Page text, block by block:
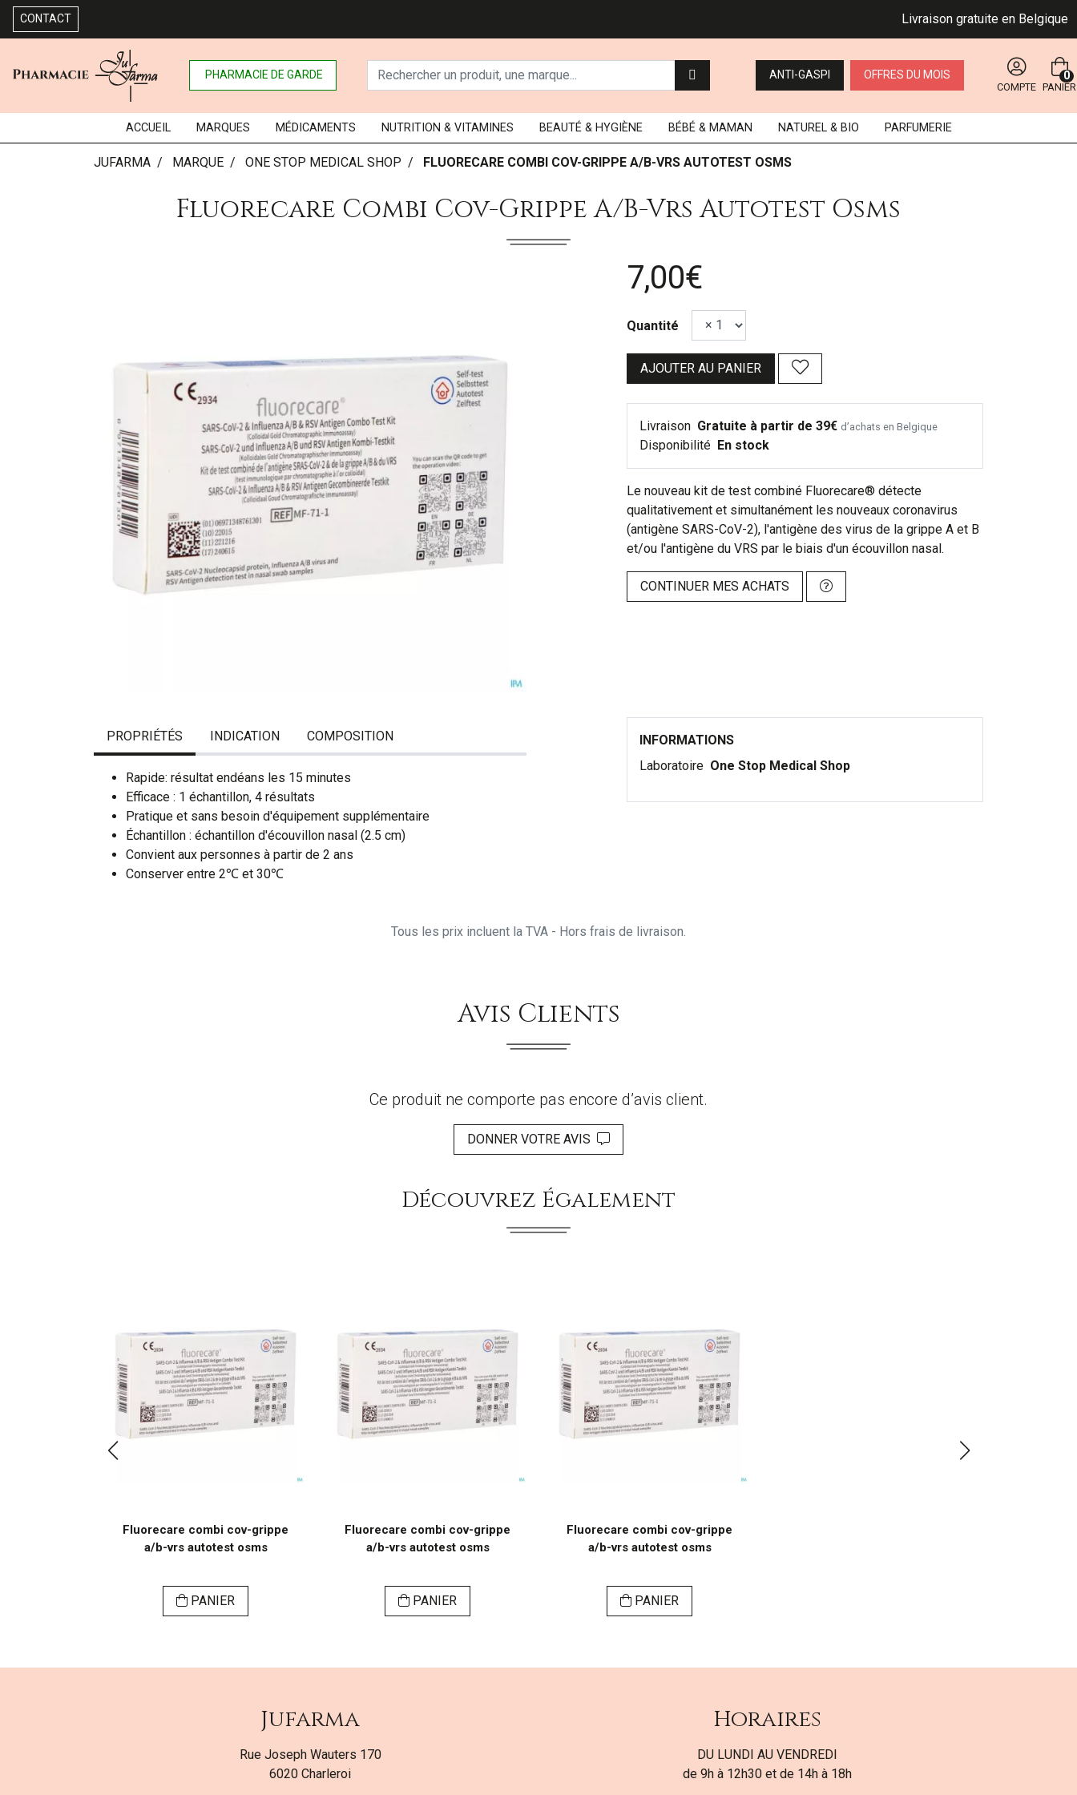
CONTACT Livraison gratuite en Belgique
PHARMACIE DE GARDE ANTI-GASPI OFFRES DU MOIS
COMPTE PANIER
0
ACCUEIL MARQUES MÉDICAMENTS NUTRITION & VITAMINES BEAUTÉ & HYGIÈNE BÉBÉ & MAMAN NATUREL & BIO PARFUMERIE
JUFARMA MARQUE ONE STOP MEDICAL SHOP FLUORECARE COMBI COV-GRIPPE A/B-VRS AUTOTEST OSMS
Fluorecare Combi Cov-Grippe A/b-Vrs Autotest Osms
7,00€
Quantité
AJOUTER AU PANIER
Livraison Gratuite à partir de 39€ d’achats en Belgique
Disponibilité En stock
Le nouveau kit de test combiné Fluorecare® détecte
qualitativement et simultanément les nouveaux coronavirus
(antigène SARS-CoV-2), l'antigène des virus de la grippe A et B
et/ou l'antigène du VRS par le biais d'un écouvillon nasal.
CONTINUER MES ACHATS
PROPRIÉTÉS INDICATION COMPOSITION
Rapide: résultat endéans les 15 minutes
Efficace : 1 échantillon, 4 résultats
Pratique et sans besoin d'équipement supplémentaire
Échantillon : échantillon d'écouvillon nasal (2.5 cm)
Convient aux personnes à partir de 2 ans
Conserver entre 2℃ et 30℃
INFORMATIONS
Laboratoire One Stop Medical Shop
Tous les prix incluent la TVA - Hors frais de livraison.
Avis Clients
Ce produit ne comporte pas encore d’avis client.
DONNER VOTRE AVIS
Découvrez Également
Fluorecare combi cov-grippe
a/b-vrs autotest osms
PANIER
Fluorecare combi cov-grippe
a/b-vrs autotest osms
PANIER
Fluorecare combi cov-grippe
a/b-vrs autotest osms
PANIER
Jufarma
Rue Joseph Wauters 170
6020 Charleroi
Horaires
DU LUNDI AU VENDREDI
de 9h à 12h30 et de 14h à 18h